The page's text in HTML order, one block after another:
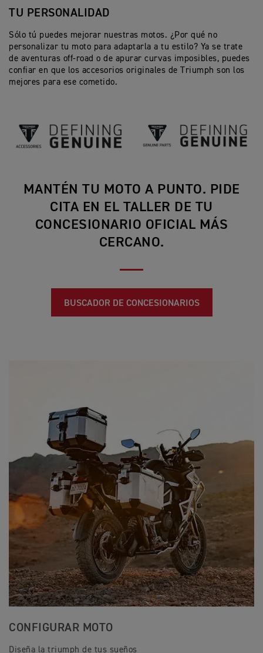
TU PERSONALIDAD
Sólo tú puedes mejorar nuestras motos. ¿Por qué no
personalizar tu moto para adaptarla a tu estilo? Ya se trate
de aventuras off-road o de apurar curvas imposibles, puedes
confiar en que los accesorios originales de Triumph son los
mejores para ese cometido.
MANTÉN TU MOTO A PUNTO. PIDE
CITA EN EL TALLER DE TU
CONCESIONARIO OFICIAL MÁS
CERCANO.
BUSCADOR DE CONCESIONARIOS
CONFIGURAR MOTO
Diseña la triumph de tus sueños